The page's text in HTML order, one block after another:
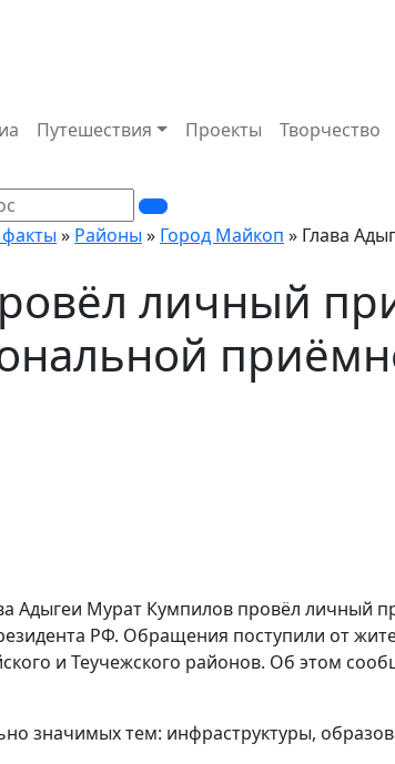
Путешествия Проекты Творчество
факты » Районы » Город Майкоп » Глава
личный
Адыгеи Мурат Кумпилов провёл личный
РФ. Обращения поступили от
и Теучежского районов. Об этом
значимых тем: инфраструктуры,